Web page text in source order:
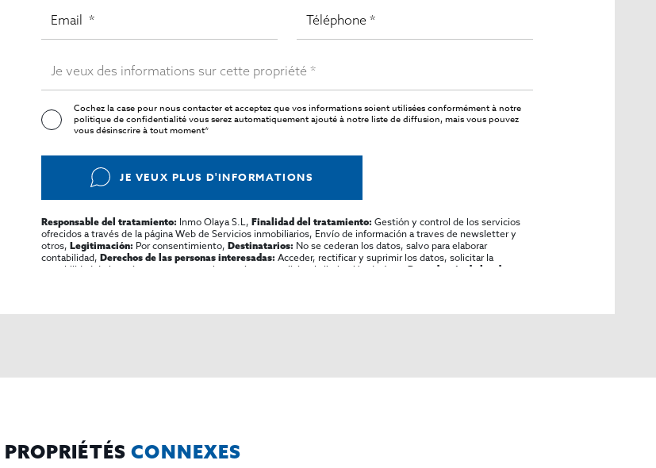
Cochez la case pour nous contacter et acceptez que vos informations soient utilisées conformément à notre
politique de confidentialitévous serez automatiquement ajouté à notre liste de diffusion, mais vous pouvez
vous désinscrire à tout moment*
JE VEUX PLUS D'INFORMATIONS
Responsable del tratamiento: Inmo Olaya S.L, Finalidad del tratamiento: Gestión y control de los servicios
ofrecidos a través de la página Web de Servicios inmobiliarios, Envío de información a traves de newsletter y
otros, Legitimación: Por consentimiento, Destinatarios: No se cederan los datos, salvo para elaborar
contabilidad, Derechos de las personas interesadas: Acceder, rectificar y suprimir los datos, solicitar la
portabilidad de los mismos, oponerse altratamiento y solicitar la limitación de éste, Procedencia de los datos:
PROPRIÉTÉS CONNEXES